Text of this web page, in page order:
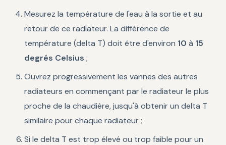
Mesurez la température de l'eau à la sortie et au
retour de ce radiateur. La différence de
température (delta T) doit être d'environ 10 à 15
degrés Celsius ;
Ouvrez progressivement les vannes des autres
radiateurs en commençant par le radiateur le plus
proche de la chaudière, jusqu'à obtenir un delta T
similaire pour chaque radiateur ;
Si le delta T est trop élevé ou trop faible pour un